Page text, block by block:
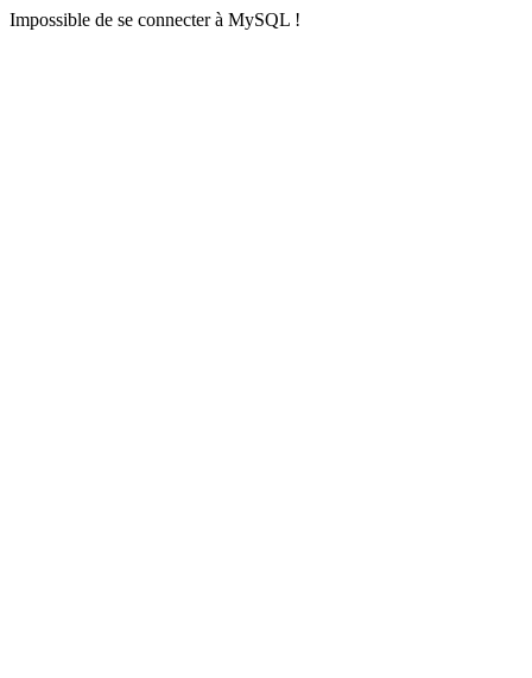
Impossible de se connecter à MySQL !